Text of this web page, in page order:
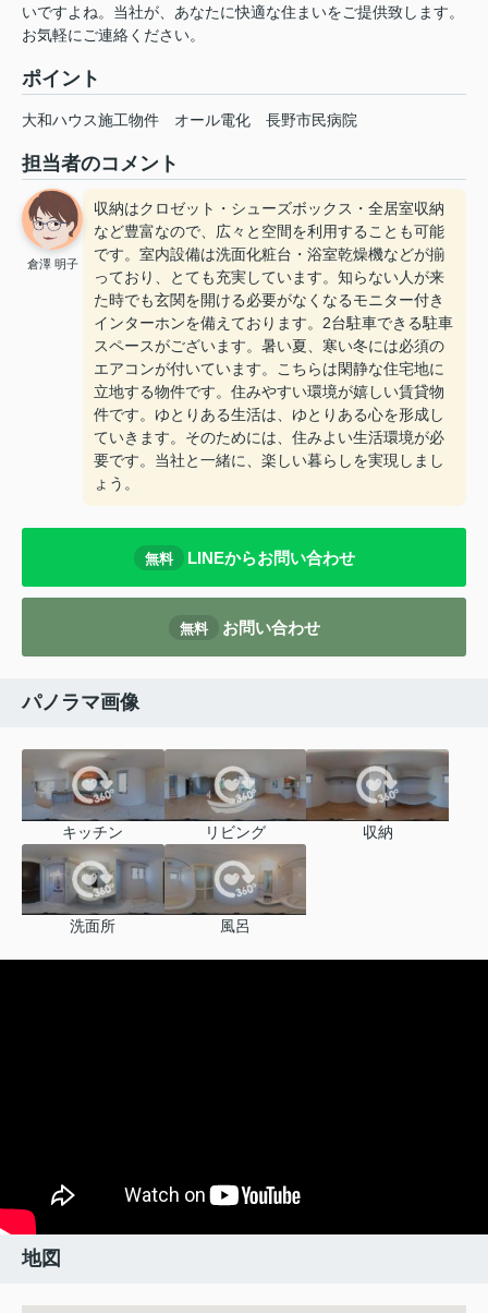
いですよね。当社が、あなたに快適な住まいをご提供致します。
お気軽にご連絡ください。
ポイント
大和ハウス施工物件 オール電化 長野市民病院
担当者のコメント
倉澤 明子
収納はクロゼット・シューズボックス・全居室収納
など豊富なので、広々と空間を利用することも可能
です。室内設備は洗面化粧台・浴室乾燥機などが揃
っており、とても充実しています。知らない人が来
た時でも玄関を開ける必要がなくなるモニター付き
インターホンを備えております。2台駐車できる駐車
スペースがございます。暑い夏、寒い冬には必須の
エアコンが付いています。こちらは閑静な住宅地に
立地する物件です。住みやすい環境が嬉しい賃貸物
件です。ゆとりある生活は、ゆとりある心を形成し
ていきます。そのためには、住みよい生活環境が必
要です。当社と一緒に、楽しい暮らしを実現しまし
ょう。
無料 LINEからお問い合わせ
無料 お問い合わせ
パノラマ画像
キッチン リビング 収納
洗面所 風呂
地図